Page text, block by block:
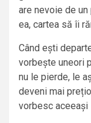
are nevoie de
ea, cartea să îi
Când ești
vorbește uneori
nu le pierde, le
deveni mai
vorbesc aceeași